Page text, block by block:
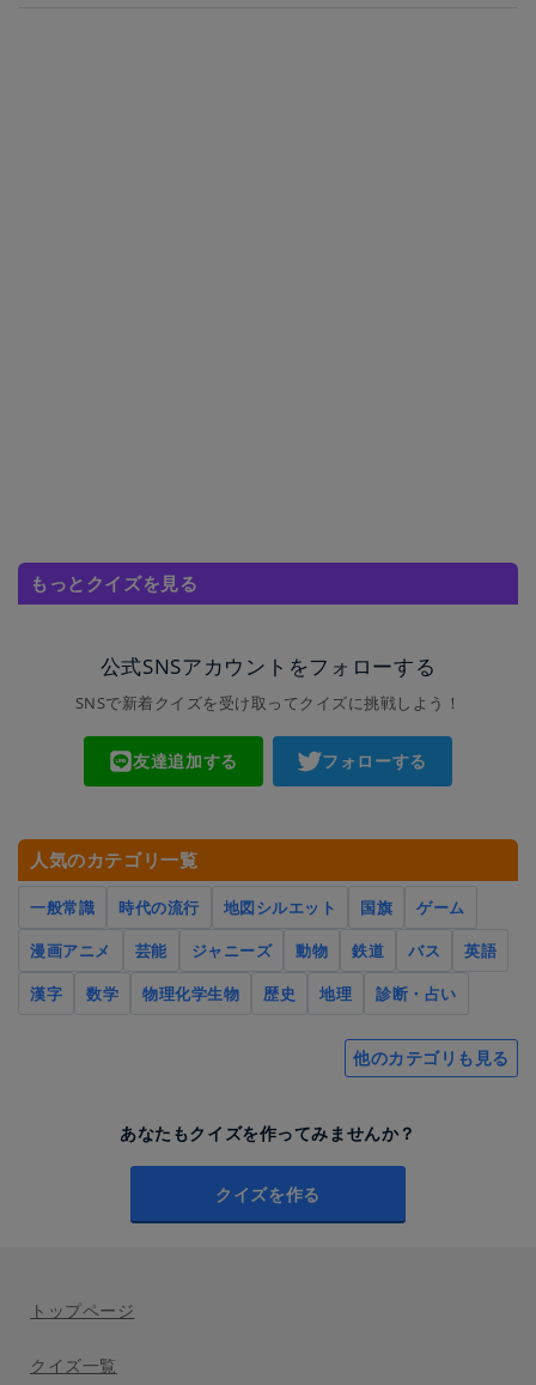
もっとクイズを見る
公式SNSアカウントをフォローする
SNSで新着クイズを受け取ってクイズに挑戦しよう！
友達追加する フォローする
人気のカテゴリ一覧
一般常識 時代の流行 地図シルエット 国旗
ゲーム
漫画アニメ
芸能 ジャニーズ 動物 鉄道 バス
英語
漢字
数学 物理化学生物 歴史 地理 診断・占い
他のカテゴリも見る
あなたもクイズを作ってみませんか？
クイズを作る
トップページ
クイズ一覧